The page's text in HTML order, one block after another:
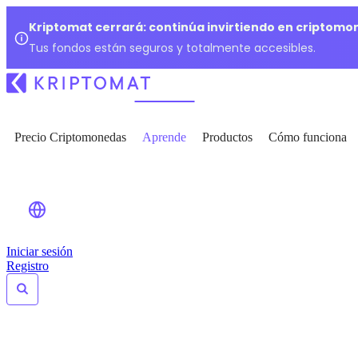
Kriptomat cerrará: continúa invirtiendo en
Tus fondos están seguros y totalmente accesibles.
Precio Criptomonedas Aprende Productos Cómo funciona
Iniciar sesión
Registro